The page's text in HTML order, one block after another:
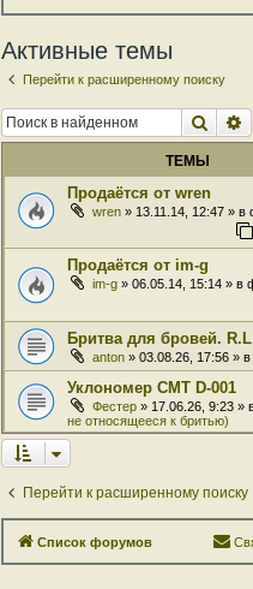
Активные темы
Перейти к расширенному поиску
Поиск
ТЕМЫ
Продаётся от wren
wren » 13.11.14, 12:47 »
Продаётся от im-g
im-g » 06.05.14, 15:14 » в
Бритва для бровей.
anton » 03.08.26, 17:56 »
Уклономер СМТ D-001
Фестер » 17.06.26, 9:23 »
не относящееся к бритью)
Перейти к расширенному поиску
Список форумов